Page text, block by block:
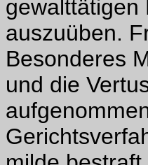
gewalttätigen
auszuüben.
Besonderes
und die